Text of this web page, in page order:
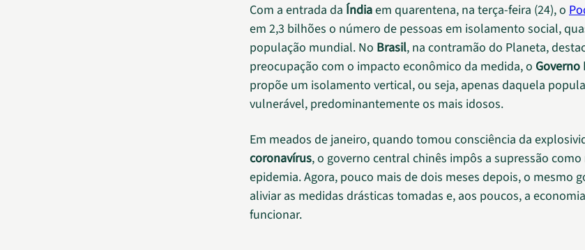
Com a entrada da Índiaem quarentena, na terça-feira (24), o
em 2,3 bilhões o número de pessoas em isolamento social,
população mundial. No Brasil, na contramão do Planeta,
preocupação com o impacto econômico da medida, o Governo
propõe um isolamento vertical, ou seja, apenas daquela
vulnerável, predominantemente os mais idosos.
Em meados de janeiro, quando tomou consciência da
coronavírus, o governo central chinês impôs a supressão
epidemia. Agora, pouco mais de dois meses depois, o mesmo
aliviar as medidas drásticas tomadas e, aos poucos, a
funcionar.